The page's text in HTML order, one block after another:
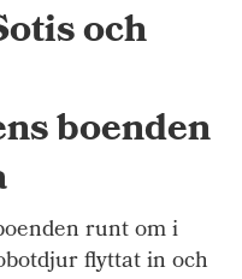
och
boenden
runt om i
flyttat in och